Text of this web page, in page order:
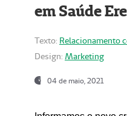
em Saúde
Texto: Relacionamento
Design: Marketing
04 de maio, 2021